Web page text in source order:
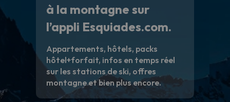
à la montagne sur
l’appli Esquiades.com.
Appartements, hôtels, packs
hôtel+forfait, infos en temps réel
sur les stations de ski, offres
montagne et bien plus encore.